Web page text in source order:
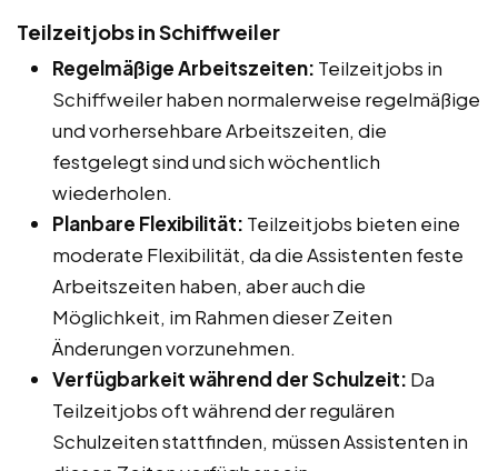
Teilzeitjobs in Schiffweiler
Regelmäßige Arbeitszeiten: Teilzeitjobs in
Schiffweiler haben normalerweise regelmäßige
und vorhersehbare Arbeitszeiten, die
festgelegt sind und sich wöchentlich
wiederholen.
Planbare Flexibilität: Teilzeitjobs bieten eine
moderate Flexibilität, da die Assistenten feste
Arbeitszeiten haben, aber auch die
Möglichkeit, im Rahmen dieser Zeiten
Änderungen vorzunehmen.
Verfügbarkeit während der Schulzeit: Da
Teilzeitjobs oft während der regulären
Schulzeiten stattfinden, müssen Assistenten in